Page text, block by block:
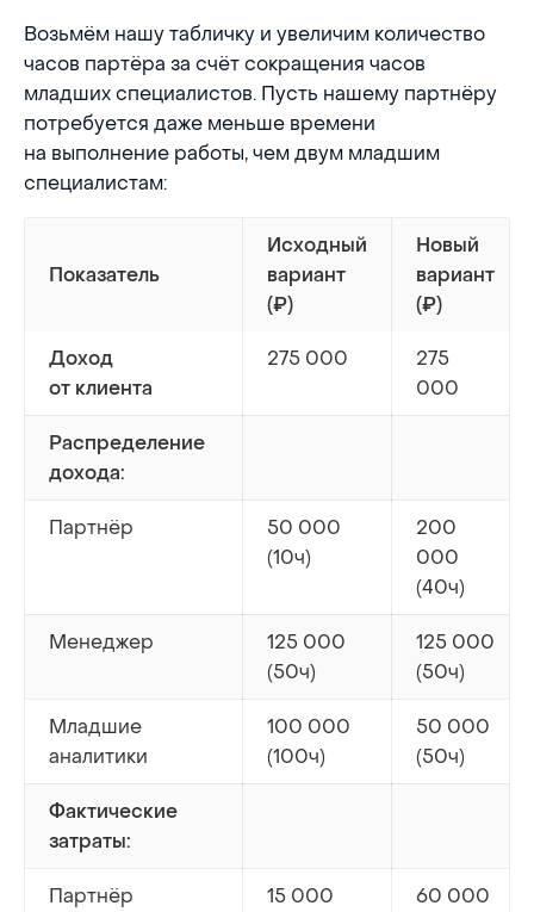
Возьмём нашу табличку и увеличим количество
часов партёра за счёт сокращения часов
младших специалистов. Пусть нашему партнёру
потребуется даже меньше времени
на выполнение работы, чем двум младшим
специалистам:
Показатель
Исходный
вариант
(₽)
Новый
вариант
(₽)
Доход
от клиента
275 000
275
000
Распределение
дохода:
Партнёр
50 000
(10ч)
200
000
(40ч)
Менеджер
125 000
(50ч)
125 000
(50ч)
Младшие
аналитики
100 000
(100ч)
50 000
(50ч)
Фактические
затраты:
Партнёр
15 000
60 000